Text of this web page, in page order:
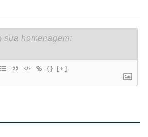
{} [+]